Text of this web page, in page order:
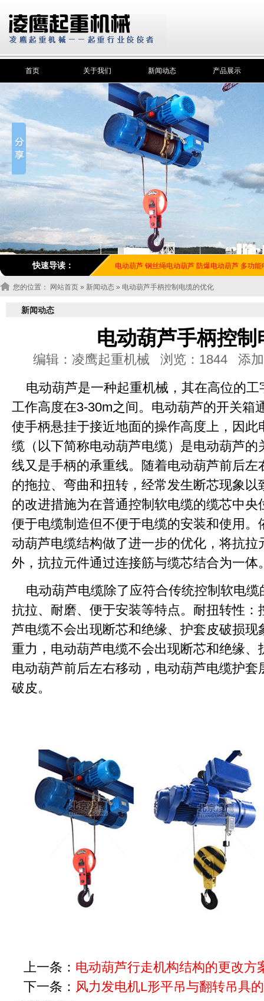
首页 关于我们 新闻动态 产品展示
快速导读： 电动葫芦 钢丝绳电动葫芦 防爆电动葫芦 多功能
您的位置： 网站首页 » 新闻动态 » 电动葫芦手柄控制电缆的优化
新闻动态
电动葫芦手柄控制
编辑：凌鹰起重机械 浏览：1844 添加
电动葫芦是一种起重机械，其在高位的
工作高度在3-30m之间。电动葫芦的开关箱
使手柄悬挂于接近地面的操作高度上，因
缆（以下简称电动葫芦电缆）是电动葫芦
线又是手柄的承重线。随着电动葫芦前后
的拖拉、弯曲和扭转，经常发生断芯现象
的改进措施为在普通控制软电缆的缆芯中
便于电缆制造但不便于电缆的安装和使用
动葫芦电缆结构做了进一步的优化，将抗
外，抗拉元件通过连接筋与缆芯结合为一体
电动葫芦电缆除了应符合传统控制软电
抗拉、耐磨、便于安装等特点。耐扭转性
芦电缆不会出现断芯和绝缘、护套皮破损
重力，电动葫芦电缆不会出现断芯和绝缘
电动葫芦前后左右移动，电动葫芦电缆护
破皮。
上一条： 电动葫芦行走机构结构的更改方
下一条： 风力发电机L形平吊与翻转吊具